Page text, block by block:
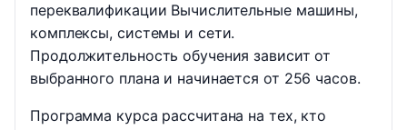
переквалификации Вычислительные машины,
комплексы, системы и сети.
Продолжительность обучения зависит от
выбранного плана и начинается от 256 часов.
Программа курса рассчитана на тех, кто